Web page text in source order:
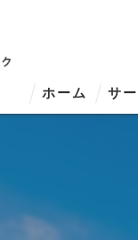
ホーム サ